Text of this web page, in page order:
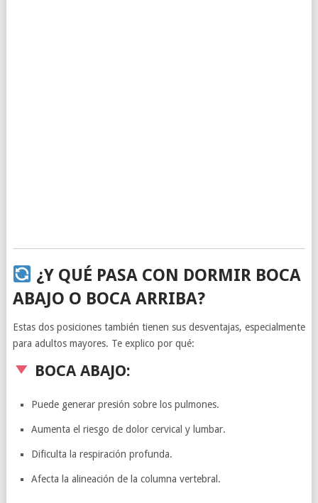
¿Y QUÉ PASA CON DORMIR BOCA
ABAJO O BOCA ARRIBA?
Estas dos posiciones también tienen sus desventajas, especialmente
para adultos mayores. Te explico por qué:
BOCA ABAJO:
Puede generar presión sobre los pulmones.
Aumenta el riesgo de dolor cervical y lumbar.
Dificulta la respiración profunda.
Afecta la alineación de la columna vertebral.